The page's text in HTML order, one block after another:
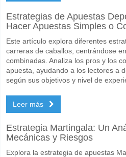
Estrategias de Apuestas
Hacer Apuestas Simples o
Este artículo explora diferentes
carreras de caballos, centrándose
combinadas. Analiza los pros y los
apuesta, ayudando a los lectores a
según sus objetivos y nivel de
Leer más
Estrategia Martingala: Un
Mecánicas y Riesgos
Explora la estrategia de apuestas